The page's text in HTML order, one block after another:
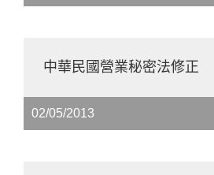
中華民國營業秘密法修正
02/05/2013